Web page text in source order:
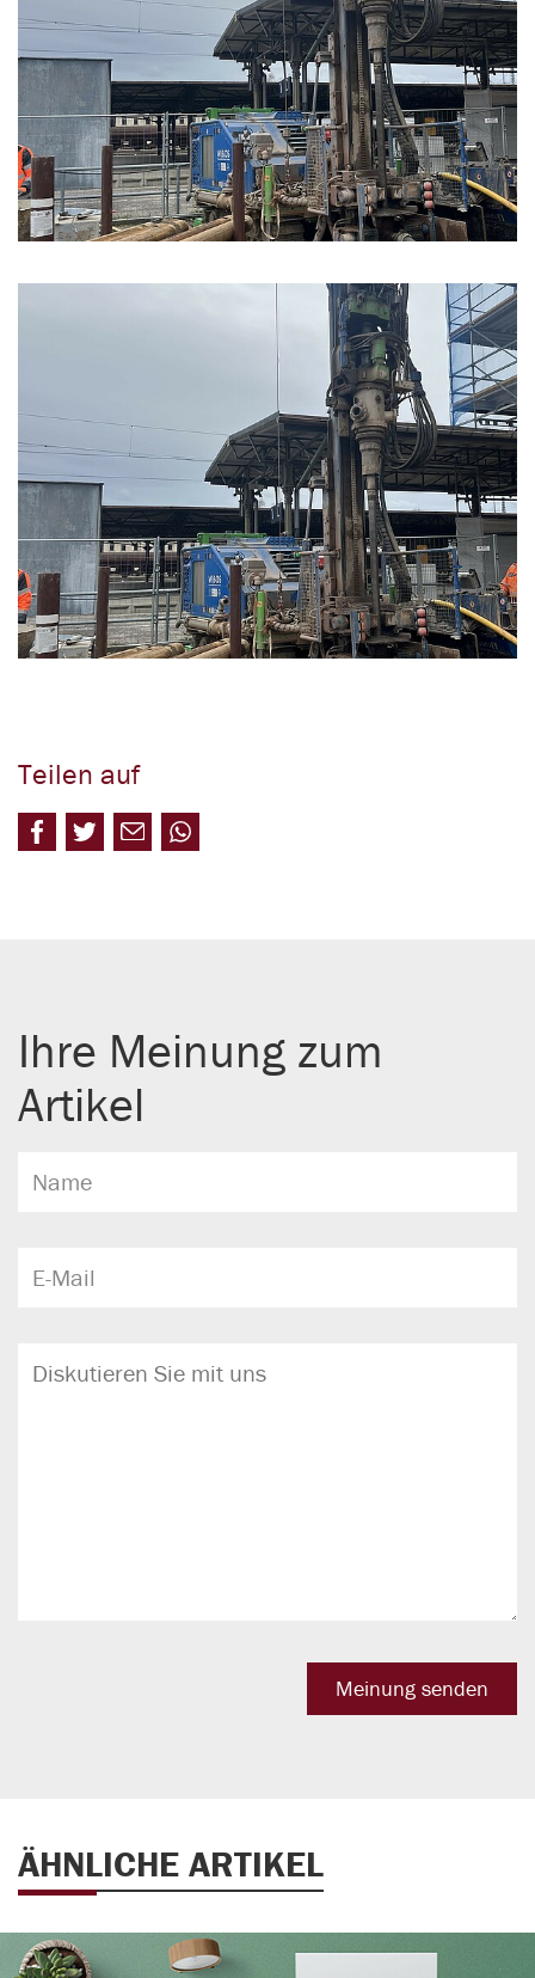
Teilen auf
Ihre Meinung zum
Artikel
ÄHNLICHE ARTIKEL